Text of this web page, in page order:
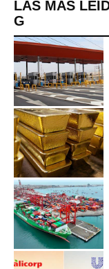
LAS MÁS
G